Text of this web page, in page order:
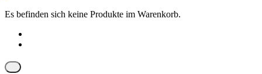
Es befinden sich keine Produkte im Warenkorb.